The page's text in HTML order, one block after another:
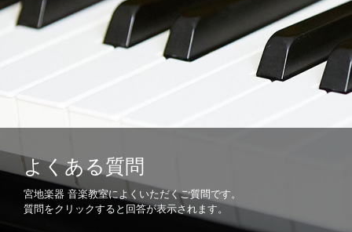
よくある質問
宮地楽器 音楽教室によくいただくご質問です。
質問をクリックすると回答が表示されます。